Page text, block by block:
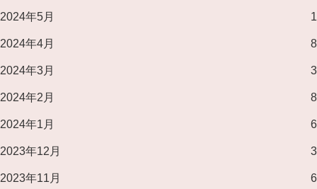
2024年5月 1
2024年4月 8
2024年3月 3
2024年2月 8
2024年1月 6
2023年12月 3
2023年11月 6